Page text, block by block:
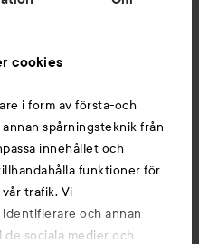
cookies
i form av första-och
spårningsteknik från
innehållet och
funktioner för
trafik. Vi
och annan
sociala medier och